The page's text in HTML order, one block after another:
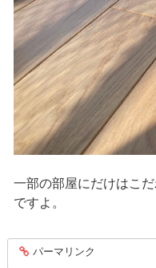
一部の部屋にだけはこ
ですよ。
entry152
パーマリンク